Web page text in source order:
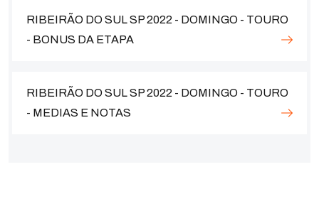
RIBEIRÃO DO SUL SP 2022 - DOMINGO - TOURO
- BONUS DA ETAPA
RIBEIRÃO DO SUL SP 2022 - DOMINGO - TOURO
- MEDIAS E NOTAS